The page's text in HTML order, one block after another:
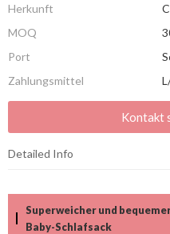
Herkunft
MOQ
Port
Zahlungsmittel
Kontakt
Detailed Info
Superweicher und
Baby-Schlafsack